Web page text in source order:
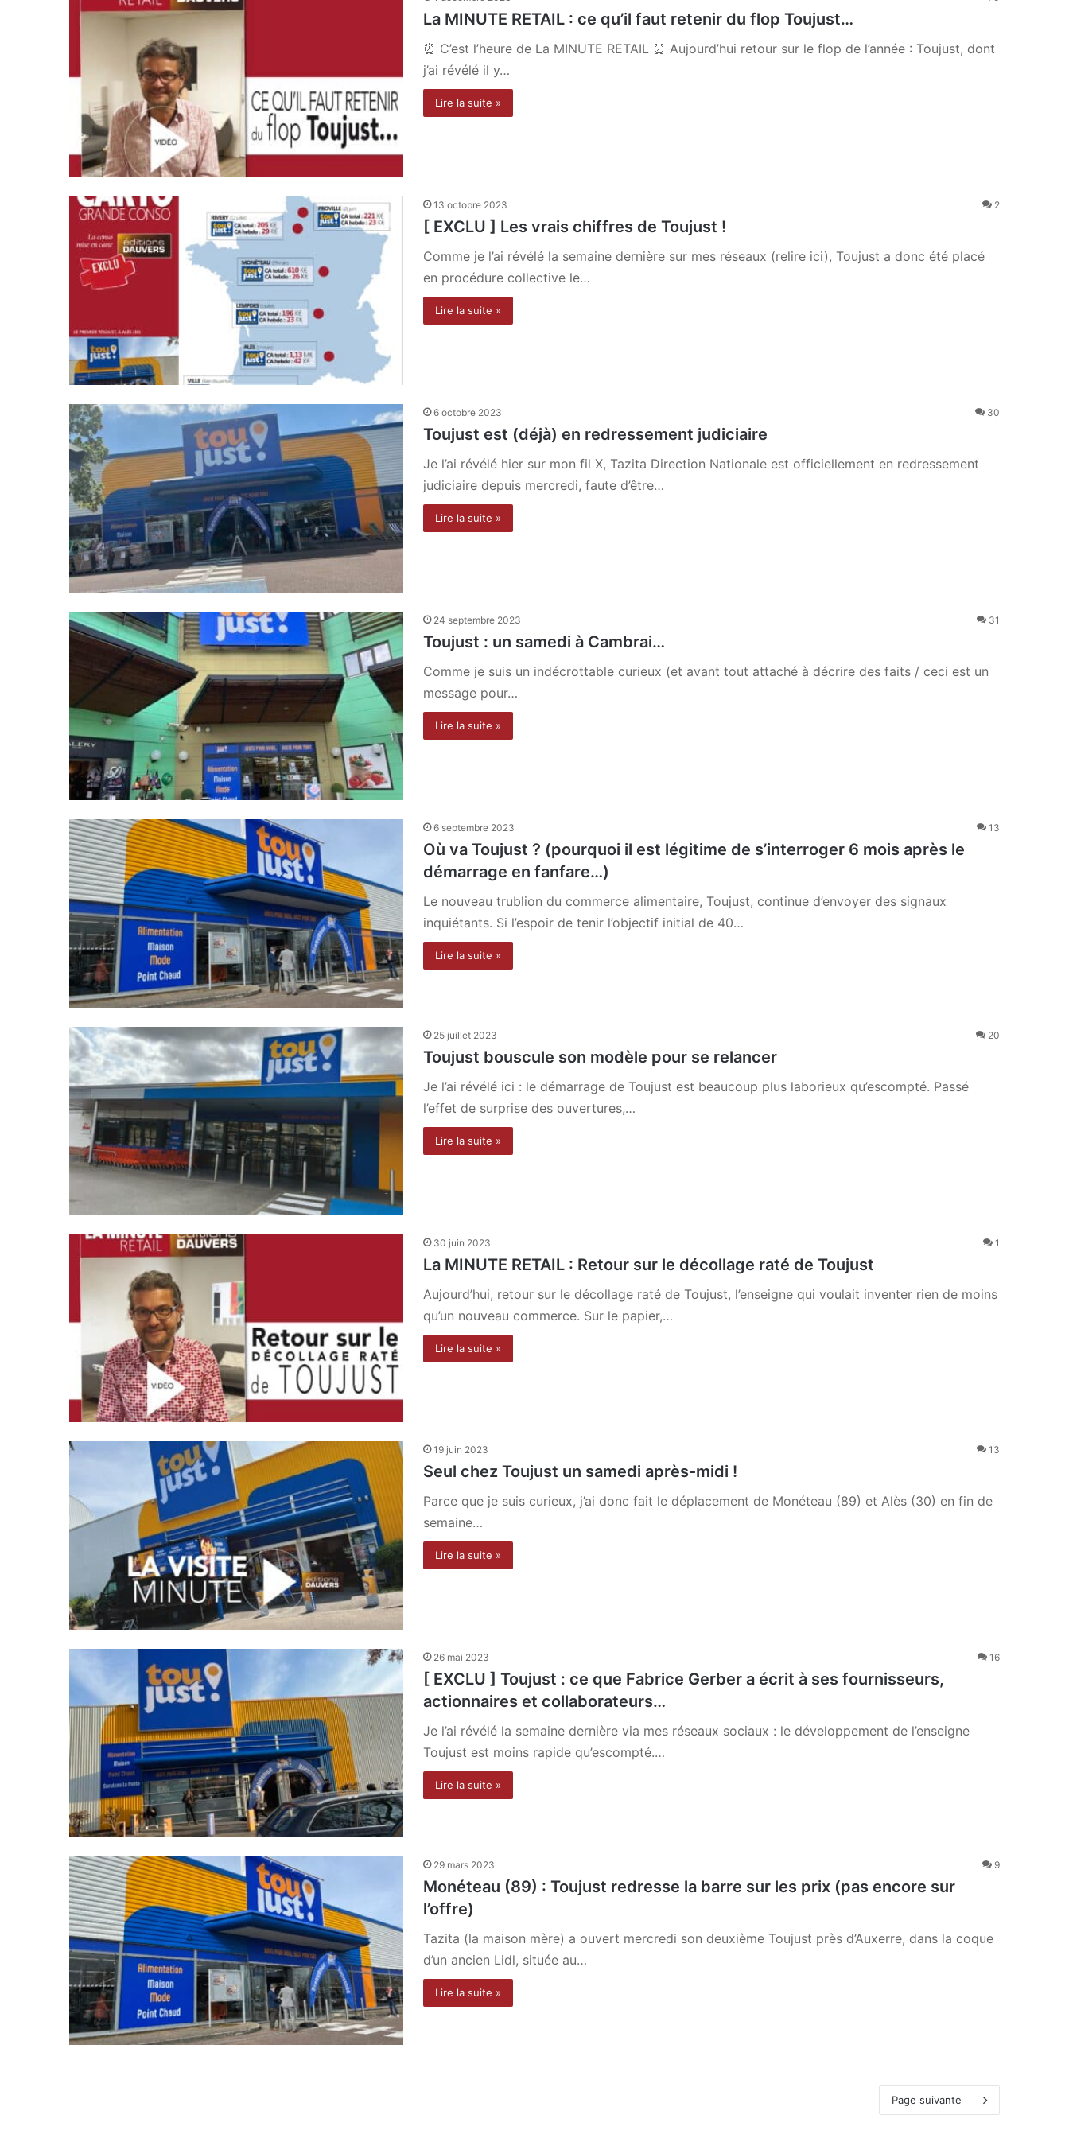
La MINUTE RETAIL : ce qu’il faut retenir du flop Toujust…
⏰ C’est l’heure de La MINUTE RETAIL ⏰ Aujourd’hui retour sur le flop de l’année : Toujust, dont
j’ai révélé il y…
Lire la suite »
13 octobre 2023 2
[ EXCLU ] Les vrais chiffres de Toujust !
Comme je l’ai révélé la semaine dernière sur mes réseaux (relire ici), Toujust a donc été placé
en procédure collective le…
Lire la suite »
6 octobre 2023 30
Toujust est (déjà) en redressement judiciaire
Je l’ai révélé hier sur mon fil X, Tazita Direction Nationale est officiellement en redressement
judiciaire depuis mercredi, faute d’être…
Lire la suite »
24 septembre 2023 31
Toujust : un samedi à Cambrai…
Comme je suis un indécrottable curieux (et avant tout attaché à décrire des faits / ceci est un
message pour…
Lire la suite »
6 septembre 2023 13
Où va Toujust ? (pourquoi il est légitime de s’interroger 6 mois après le
démarrage en fanfare…)
Le nouveau trublion du commerce alimentaire, Toujust, continue d’envoyer des signaux
inquiétants. Si l’espoir de tenir l’objectif initial de 40…
Lire la suite »
25 juillet 2023 20
Toujust bouscule son modèle pour se relancer
Je l’ai révélé ici : le démarrage de Toujust est beaucoup plus laborieux qu’escompté. Passé
l’effet de surprise des ouvertures,…
Lire la suite »
30 juin 2023 1
La MINUTE RETAIL : Retour sur le décollage raté de Toujust
Aujourd’hui, retour sur le décollage raté de Toujust, l’enseigne qui voulait inventer rien de moins
qu’un nouveau commerce. Sur le papier,…
Lire la suite »
19 juin 2023 13
Seul chez Toujust un samedi après-midi !
Parce que je suis curieux, j’ai donc fait le déplacement de Monéteau (89) et Alès (30) en fin de
semaine…
Lire la suite »
26 mai 2023 16
[ EXCLU ] Toujust : ce que Fabrice Gerber a écrit à ses fournisseurs,
actionnaires et collaborateurs…
Je l’ai révélé la semaine dernière via mes réseaux sociaux : le développement de l’enseigne
Toujust est moins rapide qu’escompté.…
Lire la suite »
29 mars 2023 9
Monéteau (89) : Toujust redresse la barre sur les prix (pas encore sur
l’offre)
Tazita (la maison mère) a ouvert mercredi son deuxième Toujust près d’Auxerre, dans la coque
d’un ancien Lidl, située au…
Lire la suite »
Page suivante